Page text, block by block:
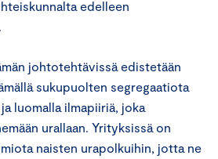
edelleen
johtotehtävissä edistetään
sukupuolten segregaatiota
luomalla ilmapiiriä, joka
urallaan. Yrityksissä on
naisten urapolkuihin, jotta ne